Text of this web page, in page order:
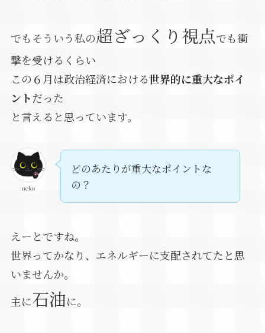
でもそういう私の超ざっくり視点でも衝
撃を受けるくらい
この６月は政治経済における世界的に重大なポイ
ントだった
と言えると思っています。
neko
どのあたりが重大なポイントな
の？
えーとですね。
世界ってかなり、エネルギーに支配されてたと思
いませんか。
主に石油に。